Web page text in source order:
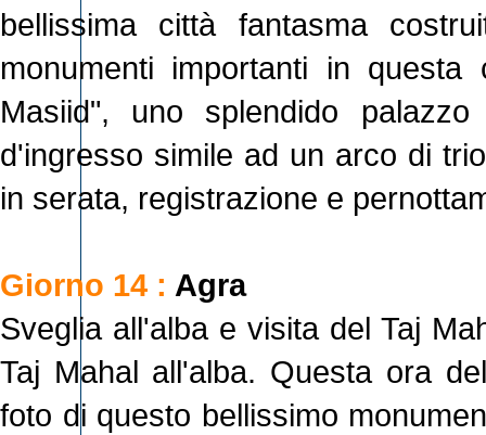
bellissima città fantasma
monumenti importanti in
Masiid", uno splendido
d'ingresso simile ad un arco di
in serata, registrazione e
Giorno 14 : Agra
Sveglia all'alba e visita del Taj
Taj Mahal all'alba. Questa ora
foto di questo bellissimo